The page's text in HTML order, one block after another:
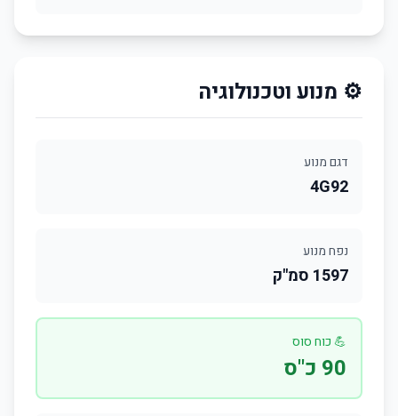
⚙️ מנוע וטכנולוגיה
דגם מנוע
4G92
נפח מנוע
1597 סמ"ק
💪 כוח סוס
90 כ"ס